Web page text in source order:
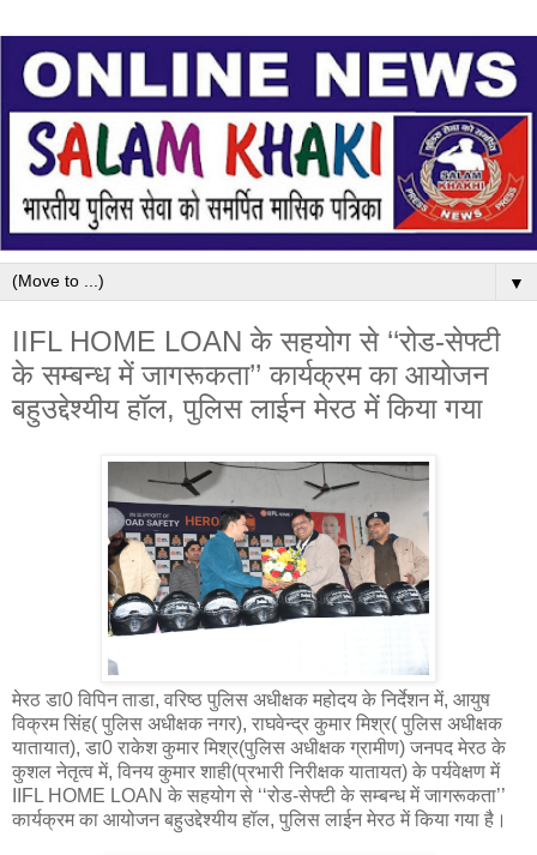
▼
IIFL HOME LOAN के सहयोग से ‘‘रोड-सेफ्टी
के सम्बन्ध में जागरूकता’’ कार्यक्रम का आयोजन
बहुउद्देश्यीय हॉल, पुलिस लाईन मेरठ में किया गया
मेरठ डा0 विपिन ताडा, वरिष्ठ पुलिस अधीक्षक महोदय के निर्देशन में, आयुष
विक्रम सिंह( पुलिस अधीक्षक नगर), राघवेन्द्र कुमार मिश्र( पुलिस अधीक्षक
यातायात), डा0 राकेश कुमार मिश्र(पुलिस अधीक्षक ग्रामीण) जनपद मेरठ के
कुशल नेतृत्व में, विनय कुमार शाही(प्रभारी निरीक्षक यातायत) के पर्यवेक्षण में
IIFL HOME LOAN के सहयोग से ‘‘रोड-सेफ्टी के सम्बन्ध में जागरूकता’’
कार्यक्रम का आयोजन बहुउद्देश्यीय हॉल, पुलिस लाईन मेरठ में किया गया है।